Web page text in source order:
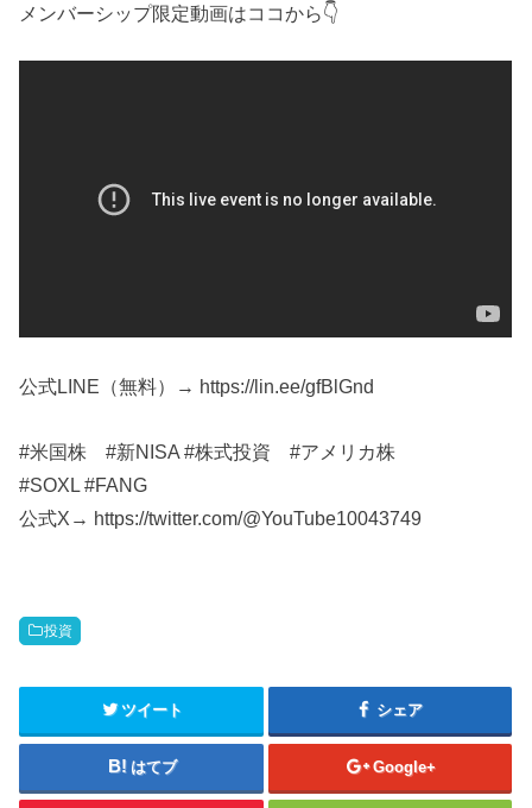
メンバーシップ限定動画はココから👇
公式LINE（無料）→ https://lin.ee/gfBlGnd
#米国株 #新NISA #株式投資 #アメリカ株
#SOXL #FANG
公式X→ https://twitter.com/@YouTube10043749
投資
ツイート シェア
はてブ Google+